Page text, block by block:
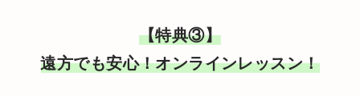
【特典③】
遠方でも安心！オンラインレッスン！